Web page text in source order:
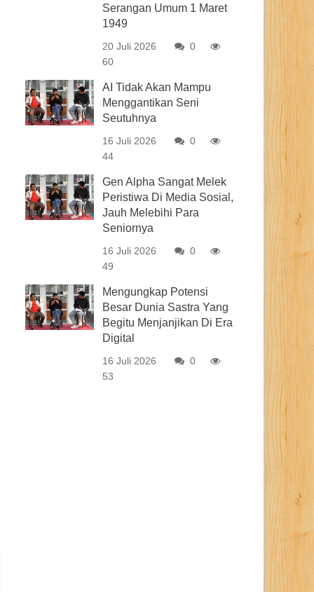
Serangan Umum 1 Maret
1949
20 Juli 2026
0
60
AI Tidak Akan Mampu
Menggantikan Seni
Seutuhnya
16 Juli 2026
0
44
Gen Alpha Sangat Melek
Peristiwa Di Media Sosial,
Jauh Melebihi Para
Seniornya
16 Juli 2026
0
49
Mengungkap Potensi
Besar Dunia Sastra Yang
Begitu Menjanjikan Di Era
Digital
16 Juli 2026
0
53